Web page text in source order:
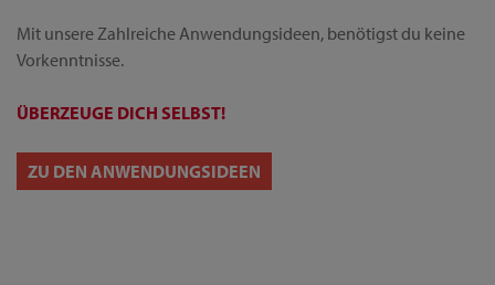
Mit unsere Zahlreiche Anwendungsideen, benötigst du keine
Vorkenntnisse.
ÜBERZEUGE DICH SELBST!
ZU DEN ANWENDUNGSIDEEN